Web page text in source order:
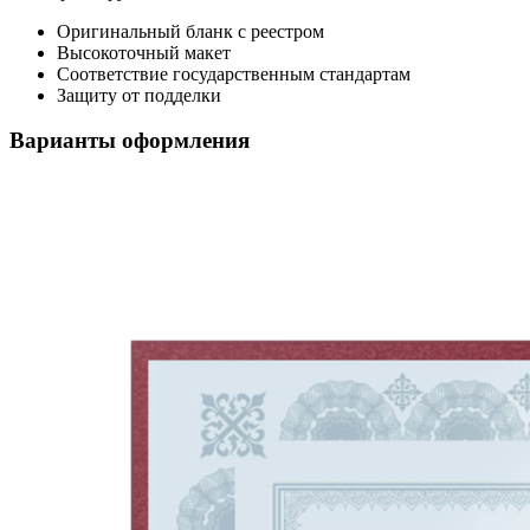
Оригинальный бланк с реестром
Высокоточный макет
Соответствие государственным стандартам
Защиту от подделки
Варианты оформления